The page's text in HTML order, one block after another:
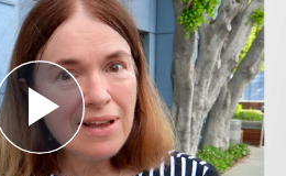
Play